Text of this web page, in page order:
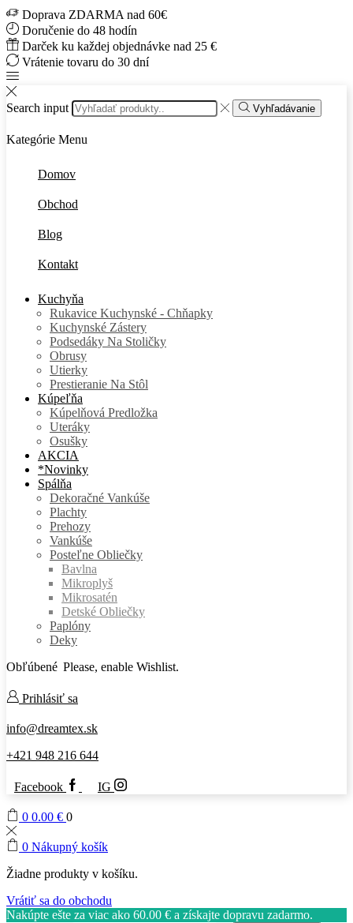
Doprava ZDARMA nad 60€
Doručenie do 48 hodín
Darček ku každej objednávke nad 25 €
Vrátenie tovaru do 30 dní
Search input Vyhľadávanie
Kategórie Menu
Domov
Obchod
Blog
Kontakt
Kuchyňa
Rukavice Kuchynské - Chňapky
Kuchynské Zástery
Podsedáky Na Stoličky
Obrusy
Utierky
Prestieranie Na Stôl
Kúpeľňa
Kúpelňová Predložka
Uteráky
Osušky
AKCIA
*Novinky
Spálňa
Dekoračné Vankúše
Plachty
Prehozy
Vankúše
Posteľne Obliečky
Bavlna
Mikroplyš
Mikrosatén
Detské Obliečky
Paplóny
Deky
Obľúbené Please, enable Wishlist.
Prihlásiť sa
info@dreamtex.sk
+421 948 216 644
Facebook IG
0 0.00 € 0
0 Nákupný košík
Žiadne produkty v košíku.
Vrátiť sa do obchodu
Nakúpte ešte za viac ako 60.00 € a získajte dopravu zadarmo.